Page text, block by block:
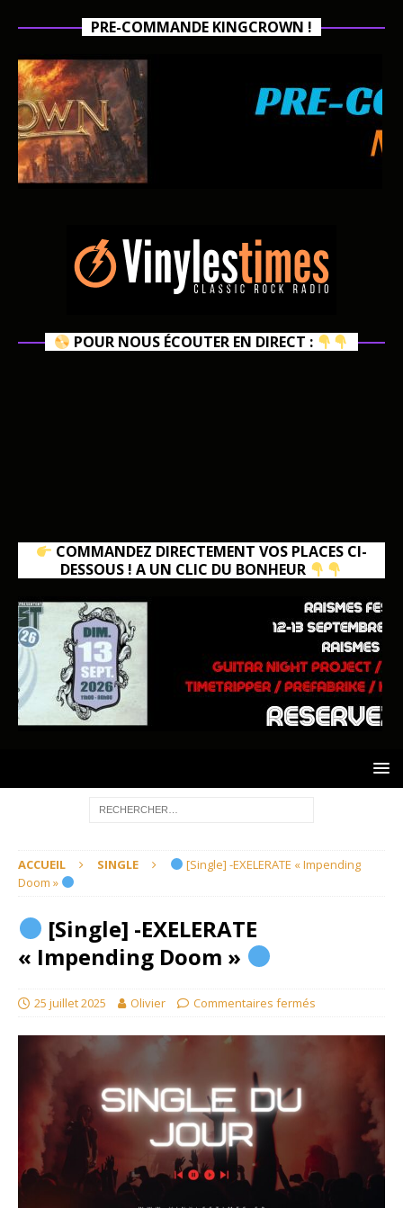
PRE-COMMANDE KINGCROWN !
POUR NOUS ÉCOUTER EN DIRECT :
COMMANDEZ DIRECTEMENT VOS PLACES CI-
DESSOUS ! A UN CLIC DU BONHEUR
ACCUEIL SINGLE
[Single] -EXELERATE « Impending
Doom »
[Single] -EXELERATE
« Impending Doom »
25 juillet 2025 Olivier Commentaires fermés